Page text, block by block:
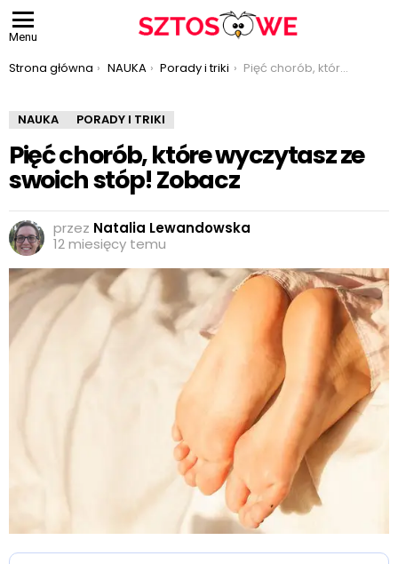
Menu
Jesteś tutaj:
Strona główna NAUKA Porady i triki Pięć chorób, które wyczytasz ze swoich stóp! Zobacz
NAUKA PORADY I TRIKI
Pięć chorób, które wyczytasz ze
swoich stóp! Zobacz
przez Natalia Lewandowska
12 miesięcy temu